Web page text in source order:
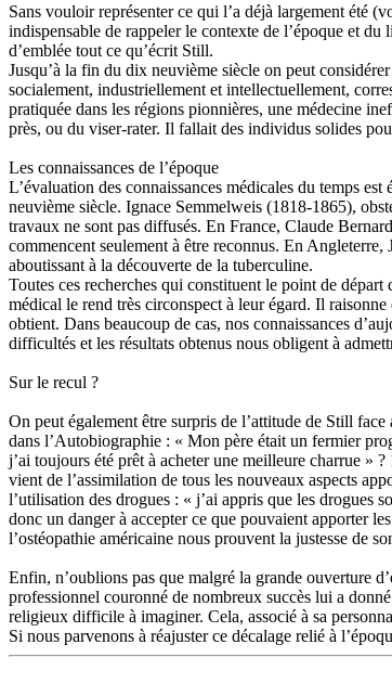
Sans vouloir représenter ce qui l’a déjà largement été
indispensable de rappeler le contexte de l’époque et du
d’emblée tout ce qu’écrit Still.
Jusqu’à la fin du dix neuvième siècle on peut
socialement, industriellement et intellectuellement,
pratiquée dans les régions pionnières, une médecine
près, ou du viser-rater. Il fallait des individus solides
Les connaissances de l’époque
L’évaluation des connaissances médicales du temps
neuvième siècle. Ignace Semmelweis (1818-1865),
travaux ne sont pas diffusés. En France, Claude
commencent seulement à être reconnus. En
aboutissant à la découverte de la tuberculine.
Toutes ces recherches qui constituent le point de
médical le rend très circonspect à leur égard. Il
obtient. Dans beaucoup de cas, nos connaissances
difficultés et les résultats obtenus nous obligent à
Sur le recul ?
On peut également être surpris de l’attitude de Still
dans l’Autobiographie : « Mon père était un fermier
j’ai toujours été prêt à acheter une meilleure charrue »
vient de l’assimilation de tous les nouveaux aspects
l’utilisation des drogues : « j’ai appris que les drogues
donc un danger à accepter ce que pouvaient apporter
l’ostéopathie américaine nous prouvent la justesse de
Enfin, n’oublions pas que malgré la grande ouverture
professionnel couronné de nombreux succès lui a
religieux difficile à imaginer. Cela, associé à sa
Si nous parvenons à réajuster ce décalage relié à